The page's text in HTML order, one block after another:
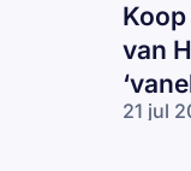
van
21 jul